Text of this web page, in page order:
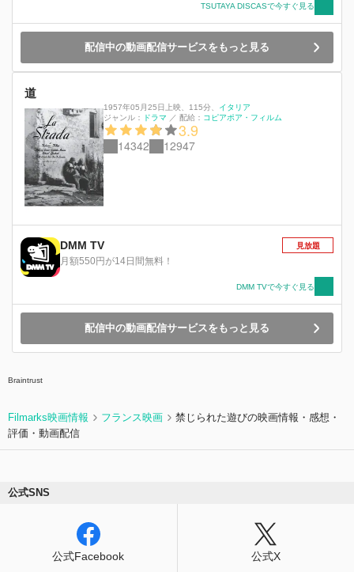
TSUTAYA DISCASで今すぐ見る
配信中の動画配信サービスをもっと見る
道
1957年05月25日上映 115分
イタリア
ジャンル：
ドラマ ／ 配給： コピアポア・フィルム
3.9
14342 12947
DMM TV
月額550円が14日間無料！
見放題
DMM TVで今すぐ見る
配信中の動画配信サービスをもっと見る
Braintrust
Filmarks映画情報 フランス映画
禁じられた遊びの映画情報・感想・
評価・動画配信
公式SNS
公式Facebook 公式X